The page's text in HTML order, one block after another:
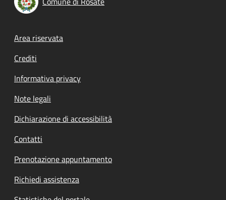
Footer menu
Area riservata
Crediti
Informativa privacy
Note legali
Dichiarazione di accessibilità
Contatti
Prenotazione appuntamento
Richiedi assistenza